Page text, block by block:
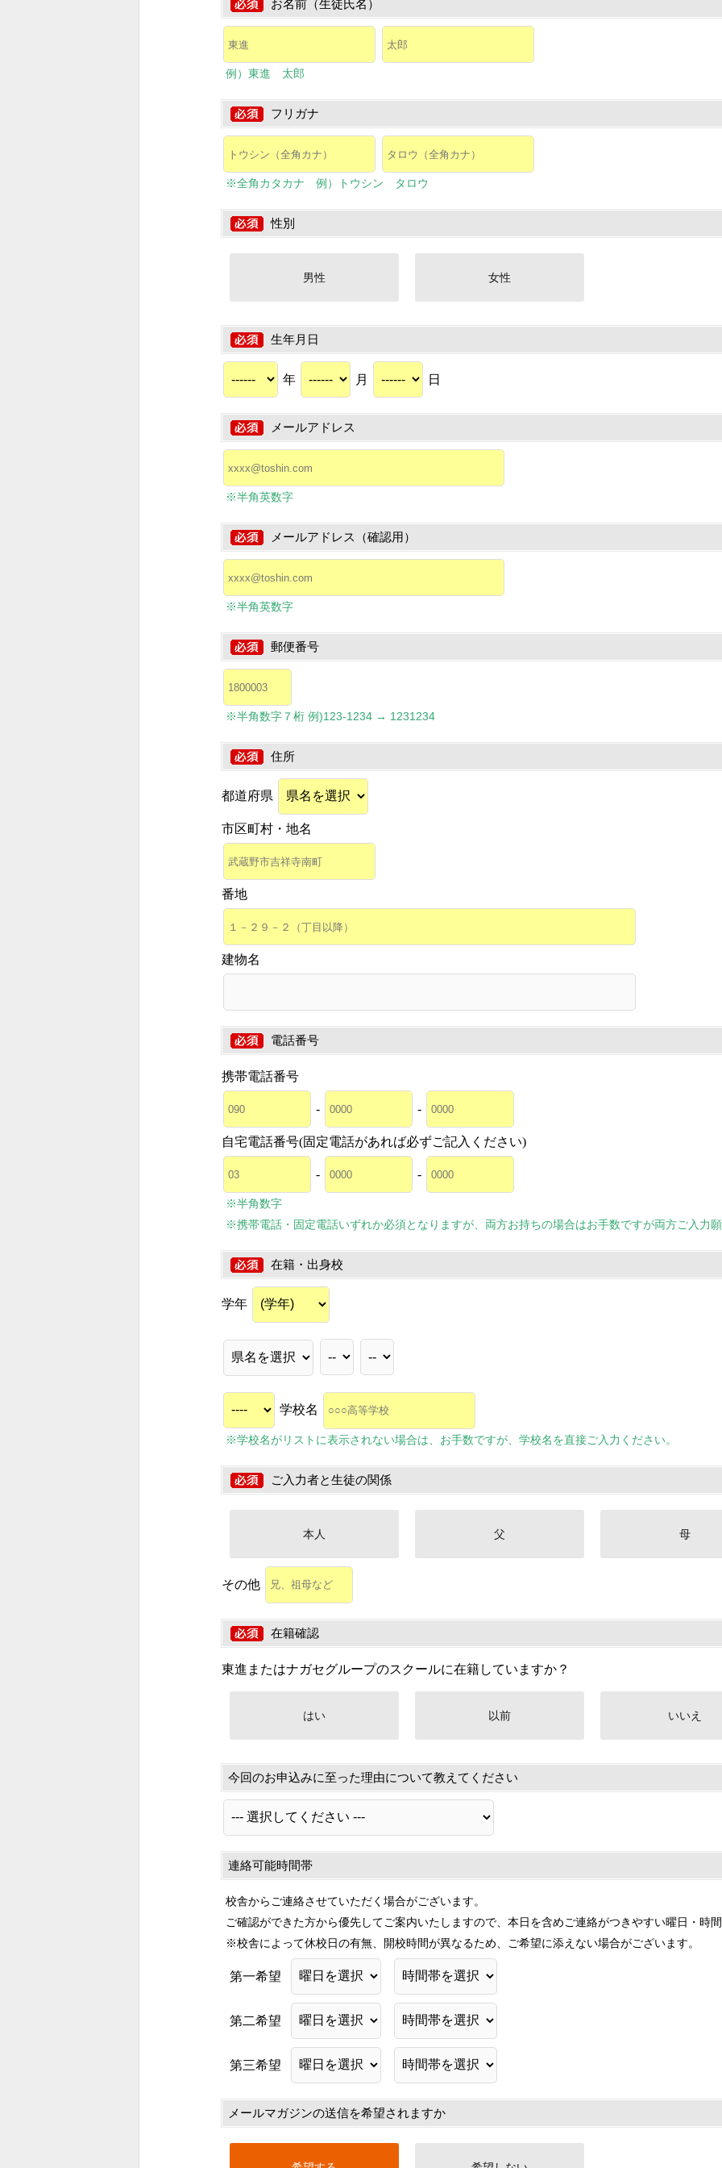
お名前（生徒氏名）
例）東進 太郎
フリガナ
※全角カタカナ 例）トウシン タロウ
性別
男性 女性
生年月日
年 月 日
メールアドレス
※半角英数字
メールアドレス（確認用）
※半角英数字
郵便番号
※半角数字７桁 例)123-1234 → 1231234
住所
都道府県
市区町村・地名
番地
建物名
電話番号
携帯電話番号
- -
自宅電話番号(固定電話があれば必ずご記入ください)
- -
※半角数字
※携帯電話・固定電話いずれか必須となりますが、両方お持ちの場合はお手数ですが両方ご入力
在籍・出身校
学年
学校名
※学校名がリストに表示されない場合は、お手数ですが、学校名を直接ご入力ください。
ご入力者と生徒の関係
本人 父 母
その他
在籍確認
東進またはナガセグループのスクールに在籍していますか？
はい 以前 いいえ
今回のお申込みに至った理由について教えてください
連絡可能時間帯
校舎からご連絡させていただく場合がございます。
ご確認ができた方から優先してご案内いたしますので、本日を含めご連絡がつきやすい曜日・時
※校舎によって休校日の有無、開校時間が異なるため、ご希望に添えない場合がございます。
第一希望
第二希望
第三希望
メールマガジンの送信を希望されますか